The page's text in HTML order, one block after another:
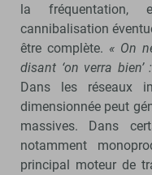
la
cannibalisation
être complète. « On
disant ‘on verra
Dans les réseaux
dimensionnée peut
massives. Dans
notamment
principal moteur de